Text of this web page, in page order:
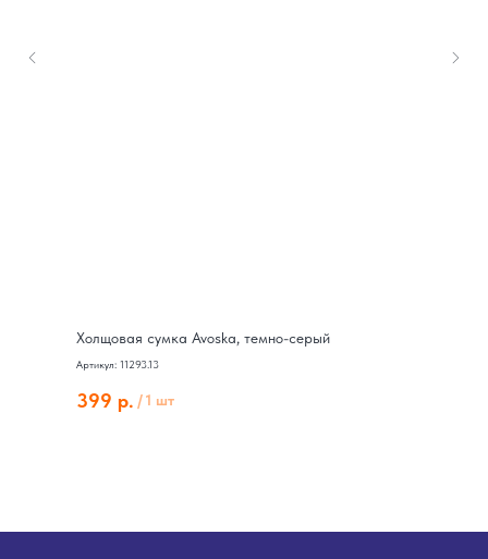
Холщовая сумка Avoska, темно-серый
Артикул: 11293.13
399 р. /1 шт